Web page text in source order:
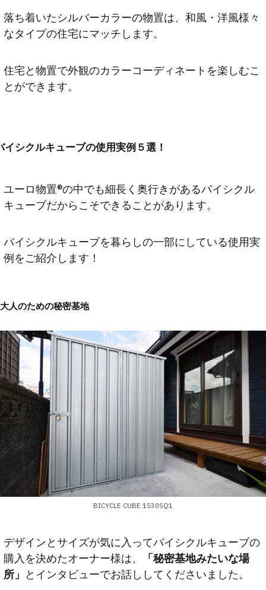
落ち着いたシルバーカラーの物置は、和風・洋風様々
なタイプの住宅にマッチします。
住宅と物置で外観のカラーコーディネートを楽しむこ
とができます。
イシクルキューブの使用実例５選！
ユーロ物置®の中でも細長く奥行きがあるバイシクル
キューブだからこそできることがあります。
バイシクルキューブを暮らしの一部にしている使用実
例をご紹介します！
大人のための秘密基地
BICYCLE CUBE 1530SQ1
デザインとサイズが気に入ってバイシクルキューブの
購入を決めたオーナー様は、
「秘密基地みたいな場
所」 とインタビューでお話ししてくださいました。